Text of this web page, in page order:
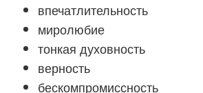
впечатлительность
миролюбие
тонкая духовность
верность
бескомпромиссность